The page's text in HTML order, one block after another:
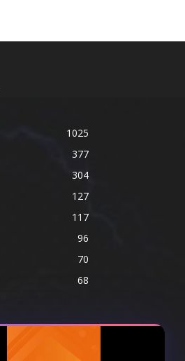
1025
377
304
127
117
96
70
68